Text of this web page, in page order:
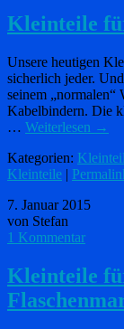
Kleinteile
Unsere heutigen
sicherlich jeder.
seinem „normalen“
Kabelbindern. Die
… Weiterlesen →
Kategorien:
Kleinteile |
7. Januar 2015
von Stefan
1 Kommentar
Kleinteile